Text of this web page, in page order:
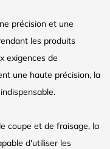
précision et une
les produits
exigences de
une haute précision, la
coupe et de fraisage, la
d'utiliser les